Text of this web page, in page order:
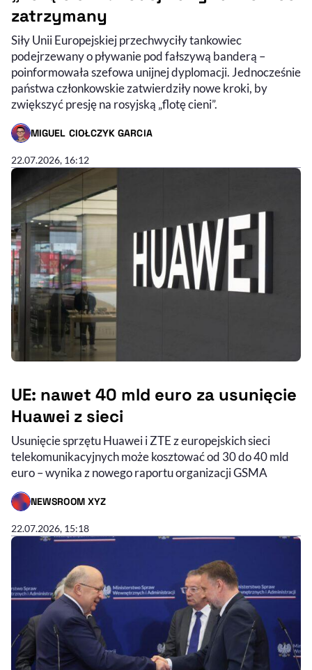
zatrzymany
Siły Unii Europejskiej przechwyciły tankowiec
podejrzewany o pływanie pod fałszywą banderą –
poinformowała szefowa unijnej dyplomacji. Jednocześnie
państwa członkowskie zatwierdziły nowe kroki, by
zwiększyć presję na rosyjską „flotę cieni”.
MIGUEL CIOŁCZYK GARCIA
- AUTOR ARTYKUŁU - PROFIL
22.07.2026, 16:12
UE: nawet 40 mld euro za usunięcie
Huawei z sieci
Usunięcie sprzętu Huawei i ZTE z europejskich sieci
telekomunikacyjnych może kosztować od 30 do 40 mld
euro – wynika z nowego raportu organizacji GSMA
NEWSROOM XYZ
- AUTOR ARTYKUŁU - PROFIL
22.07.2026, 15:18